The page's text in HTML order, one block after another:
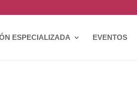
ESPECIALIZADA EVENTOS